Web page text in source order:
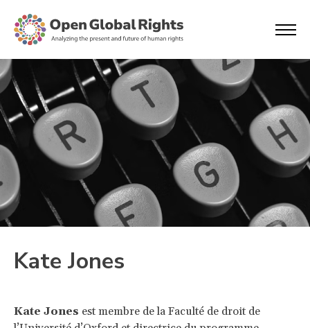
Kate Jones
Kate Jones est membre de la Faculté de droit de